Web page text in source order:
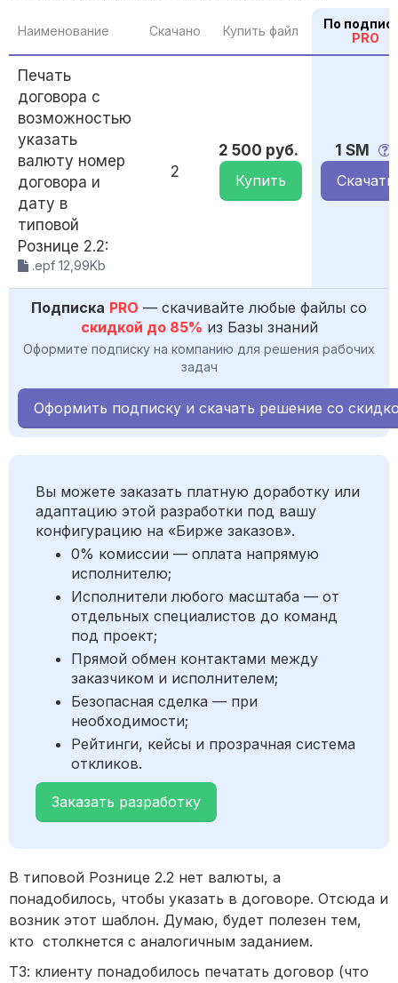
Наименование Скачано Купить файл
По
PRO
Печать
договора с
возможностью
указать
валюту номер
договора и
дату в
типовой
Рознице 2.2:
.epf 12,99Kb
2
2 500 руб.
Купить
1 SM
Скачать
Подписка PRO — скачивайте любые файлы со
скидкой до 85% из Базы знаний
Оформите подписку на компанию для решения рабочих
задач
Оформить подписку и скачать решение со
Вы можете заказать платную доработку или
адаптацию этой разработки под вашу
конфигурацию на «Бирже заказов».
0% комиссии — оплата напрямую
исполнителю;
Исполнители любого масштаба — от
отдельных специалистов до команд
под проект;
Прямой обмен контактами между
заказчиком и исполнителем;
Безопасная сделка — при
необходимости;
Рейтинги, кейсы и прозрачная система
откликов.
Заказать разработку
В типовой Рознице 2.2 нет валюты, а
понадобилось, чтобы указать в договоре. Отсюда и
возник этот шаблон. Думаю, будет полезен тем,
кто столкнется с аналогичным заданием.
ТЗ: клиенту понадобилось печатать договор (что